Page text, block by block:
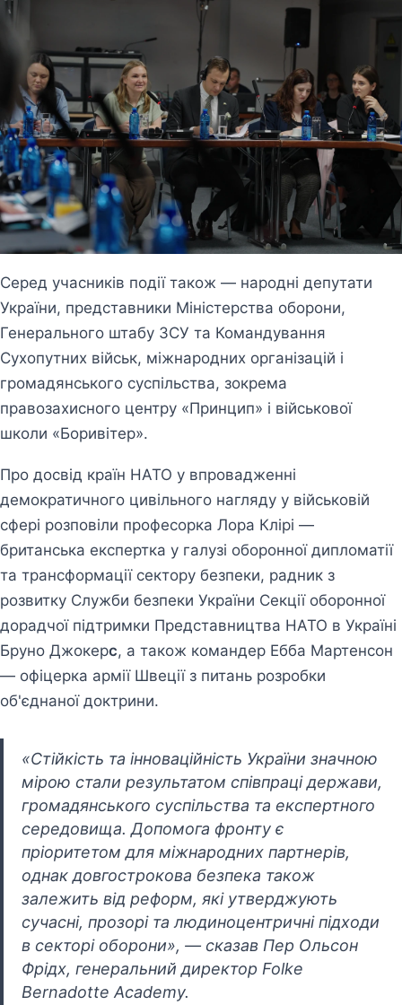
Серед учасників події також — народні депутати
України, представники Міністерства оборони,
Генерального штабу ЗСУ та Командування
Сухопутних військ, міжнародних організацій і
громадянського суспільства, зокрема
правозахисного центру «Принцип» і військової
школи «Боривітер».
Про досвід країн НАТО у впровадженні
демократичного цивільного нагляду у військовій
сфері розповіли професорка Лора Клірі —
британська експертка у галузі оборонної дипломатії
та трансформації сектору безпеки, радник з
розвитку Служби безпеки України Секції оборонної
дорадчої підтримки Представництва НАТО в Україні
Бруно Джокерс, а також командер Ебба Мартенсон
— офіцерка армії Швеції з питань розробки
об'єднаної доктрини.
«Стійкість та інноваційність України значною
мірою стали результатом співпраці держави,
громадянського суспільства та експертного
середовища. Допомога фронту є
пріоритетом для міжнародних партнерів,
однак довгострокова безпека також
залежить від реформ, які утверджують
сучасні, прозорі та людиноцентричні підходи
в секторі оборони», — сказав Пер Ольсон
Фрідх, генеральний директор Folke
Bernadotte Academy.